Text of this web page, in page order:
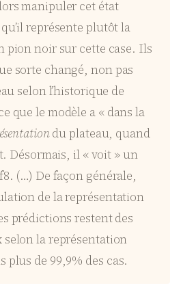
manipuler cet état
représente plutôt la
pion noir sur cette case. Ils
sorte changé, non pas
selon l’historique de
que le modèle a « dans la
du plateau, quand
Désormais, il « voit » un
(…) De façon générale,
de la représentation
prédictions restent des
selon la représentation
plus de 99,9% des cas.